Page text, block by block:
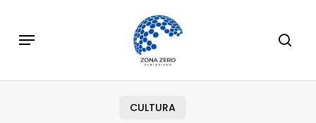
main
Menu
CULTURA